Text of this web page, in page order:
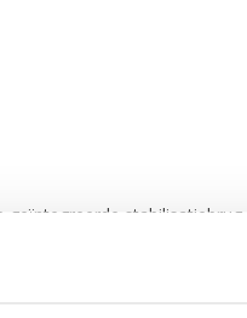
en actioncamera's
is het terugvinden van
door Gearlab